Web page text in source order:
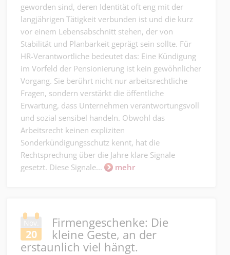
geworden sind, deren Identität oft eng mit der
langjährigen Tätigkeit verbunden ist und die kurz
vor einem Lebensabschnitt stehen, der von
Stabilität und Planbarkeit geprägt sein sollte. Für
HR-Verantwortliche bedeutet das: Eine Kündigung
im Vorfeld der Pensionierung ist kein gewöhnlicher
Vorgang. Sie berührt nicht nur arbeitsrechtliche
Fragen, sondern verstärkt die öffentliche
Erwartung, dass Unternehmen verantwortungsvoll
und sozial sensibel handeln. Obwohl das
Arbeitsrecht keinen expliziten
Sonderkündigungsschutz kennt, hat die
Rechtsprechung über die Jahre klare Signale
gesetzt. Diese Signale...
mehr
Nov.
20
Firmengeschenke: Die
kleine Geste, an der
erstaunlich viel hängt.